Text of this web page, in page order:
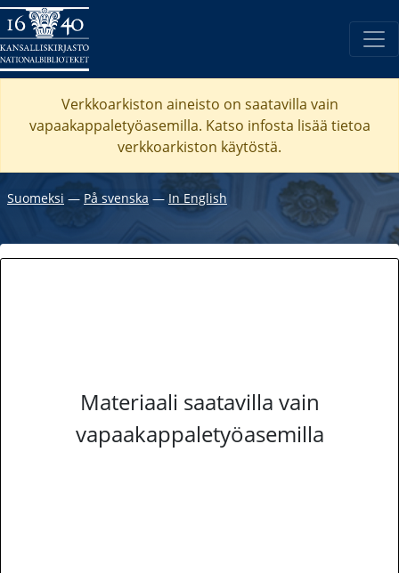
Verkkoarkiston aineisto on saatavilla vain
vapaakappaletyöasemilla. Katso infosta lisää tietoa
verkkoarkiston käytöstä.
Suomeksi ― På svenska ― In English
Materiaali saatavilla vain
vapaakappaletyöasemilla